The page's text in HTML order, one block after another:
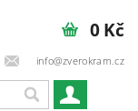
info@zverokram.cz
0 Kč